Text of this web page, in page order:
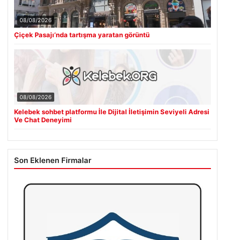
08/08/2026
Çiçek Pasajı’nda tartışma yaratan görüntü
08/08/2026
Kelebek sohbet platformu İle Dijital İletişimin Seviyeli Adresi
Ve Chat Deneyimi
Son Eklenen Firmalar